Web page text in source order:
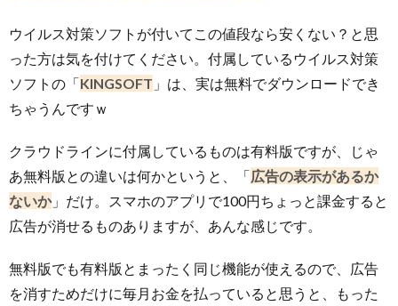
ウイルス対策ソフトが付いてこの値段なら安くない？と思
った方は気を付けてください。付属しているウイルス対策
ソフトの「KINGSOFT 」は、実は無料でダウンロードでき
ちゃうんですｗ
クラウドラインに付属しているものは有料版ですが、じゃ
あ無料版との違いは何かというと、「広告の表示があるか
ないか」だけ。スマホのアプリで100円ちょっと課金すると
広告が消せるものありますが、あんな感じです。
無料版でも有料版とまったく同じ機能が使えるので、広告
を消すためだけに毎月お金を払っていると思うと、もった